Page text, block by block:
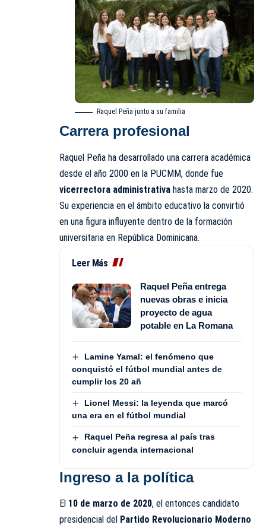
Raquel Peña junto a su familia
Carrera profesional
Raquel Peña ha desarrollado una carrera académica
desde el año 2000 en la PUCMM, donde fue
vicerrectora administrativa hasta marzo de 2020.
Su experiencia en el ámbito educativo la convirtió
en una figura influyente dentro de la formación
universitaria en República Dominicana.
Leer Más
Raquel Peña entrega
nuevas obras e inicia
proyecto de agua
potable en La Romana
Lamine Yamal: el fenómeno que
conquistó el fútbol mundial antes de
cumplir los 20 añ
Lionel Messi: la leyenda que marcó
una era en el fútbol mundial
Raquel Peña regresa al país tras
concluir agenda internacional
Ingreso a la política
El 10 de marzo de 2020, el entonces candidato
presidencial del Partido Revolucionario Moderno